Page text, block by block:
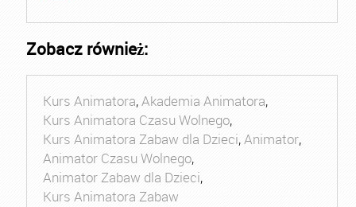
Zobacz również:
Kurs Animatora,Akademia Animatora,
Kurs Animatora Czasu Wolnego,
Kurs Animatora Zabaw dla Dzieci,Animator,
Animator Czasu Wolnego,
Animator Zabaw dla Dzieci,
Kurs Animatora Zabaw